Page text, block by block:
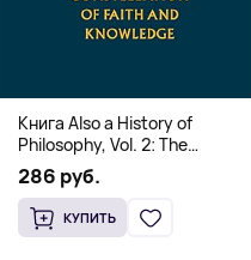
Книга Also a History of
Philosophy, Vol. 2: The
Occidental Constellation of
Faith and Knowledge
(Твердый переплет)
286 руб.
КУПИТЬ